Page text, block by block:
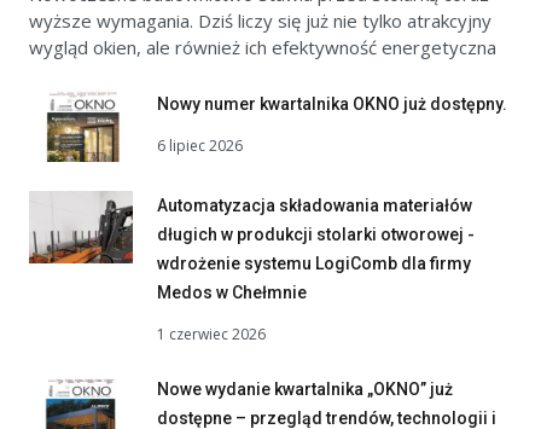
wyższe wymagania. Dziś liczy się już nie tylko atrakcyjny
wygląd okien, ale również ich efektywność energetyczna
Nowy numer kwartalnika OKNO już dostępny.
6 lipiec 2026
Automatyzacja składowania materiałów
długich w produkcji stolarki otworowej -
wdrożenie systemu LogiComb dla firmy
Medos w Chełmnie
1 czerwiec 2026
Nowe wydanie kwartalnika „OKNO” już
dostępne – przegląd trendów, technologii i